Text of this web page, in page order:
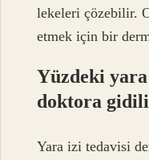
lekeleri çözebilir.
etmek için bir
Yüzdeki
doktora
Yara izi tedavisi